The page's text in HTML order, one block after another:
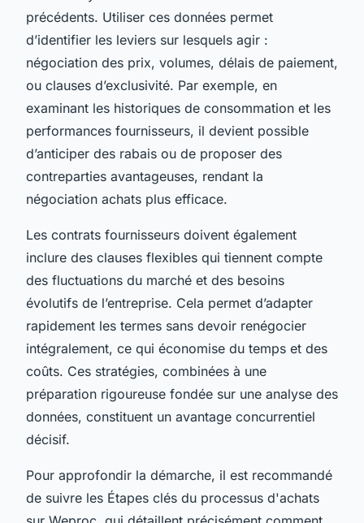
précédents. Utiliser ces données permet
d’identifier les leviers sur lesquels agir :
négociation des prix, volumes, délais de paiement,
ou clauses d’exclusivité. Par exemple, en
examinant les historiques de consommation et les
performances fournisseurs, il devient possible
d’anticiper des rabais ou de proposer des
contreparties avantageuses, rendant la
négociation achats plus efficace.
Les contrats fournisseurs doivent également
inclure des clauses flexibles qui tiennent compte
des fluctuations du marché et des besoins
évolutifs de l’entreprise. Cela permet d’adapter
rapidement les termes sans devoir renégocier
intégralement, ce qui économise du temps et des
coûts. Ces stratégies, combinées à une
préparation rigoureuse fondée sur une analyse des
données, constituent un avantage concurrentiel
décisif.
Pour approfondir la démarche, il est recommandé
de suivre les Étapes clés du processus d'achats